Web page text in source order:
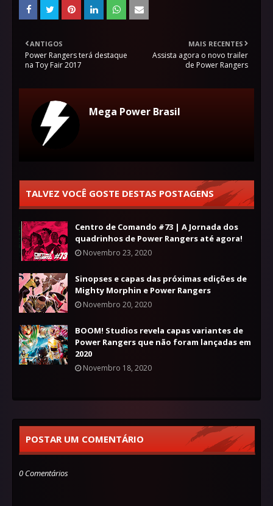
MAIS RECENTES
Assista agora o novo trailer
de Power Rangers
ANTIGOS
Power Rangers terá destaque
na Toy Fair 2017
Mega Power Brasil
TALVEZ VOCÊ GOSTE DESTAS POSTAGENS
Centro de Comando #73 | A Jornada dos
quadrinhos de Power Rangers até agora!
Novembro 23, 2020
Sinopses e capas das próximas edições de
Mighty Morphin e Power Rangers
Novembro 20, 2020
BOOM! Studios revela capas variantes de
Power Rangers que não foram lançadas em
2020
Novembro 18, 2020
POSTAR UM COMENTÁRIO
0 Comentários